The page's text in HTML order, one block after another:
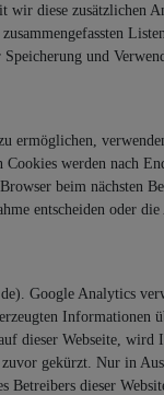
diese zusätzlichen
und
werden nach
beim nächsten
entscheiden oder
Google Analytics
Webseite,
gekürzt. Nur in
dieser